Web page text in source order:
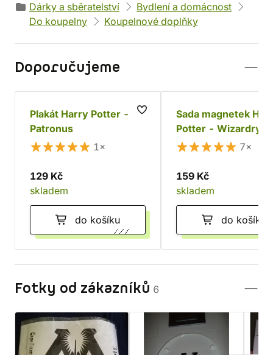
Dárky a sběratelství
Bydlení a domácnost
Do koupelny
Koupelnové doplňky
Doporučujeme
Plakát Harry Potter -
Patronus
1×
129 Kč
skladem
do košíku
Sada magnetek
Potter - Wizardry
ks)
7×
159 Kč
skladem
do košíku
Fotky od zákazníků 6